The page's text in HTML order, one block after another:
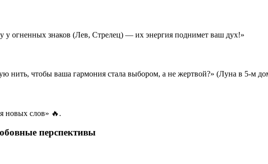
у огненных знаков (Лев, Стрелец) — их энергия поднимет ваш дух!»
нить, чтобы ваша гармония стала выбором, а не жертвой?» (Луна в 5-м
новых слов» 🔥.
перспективы